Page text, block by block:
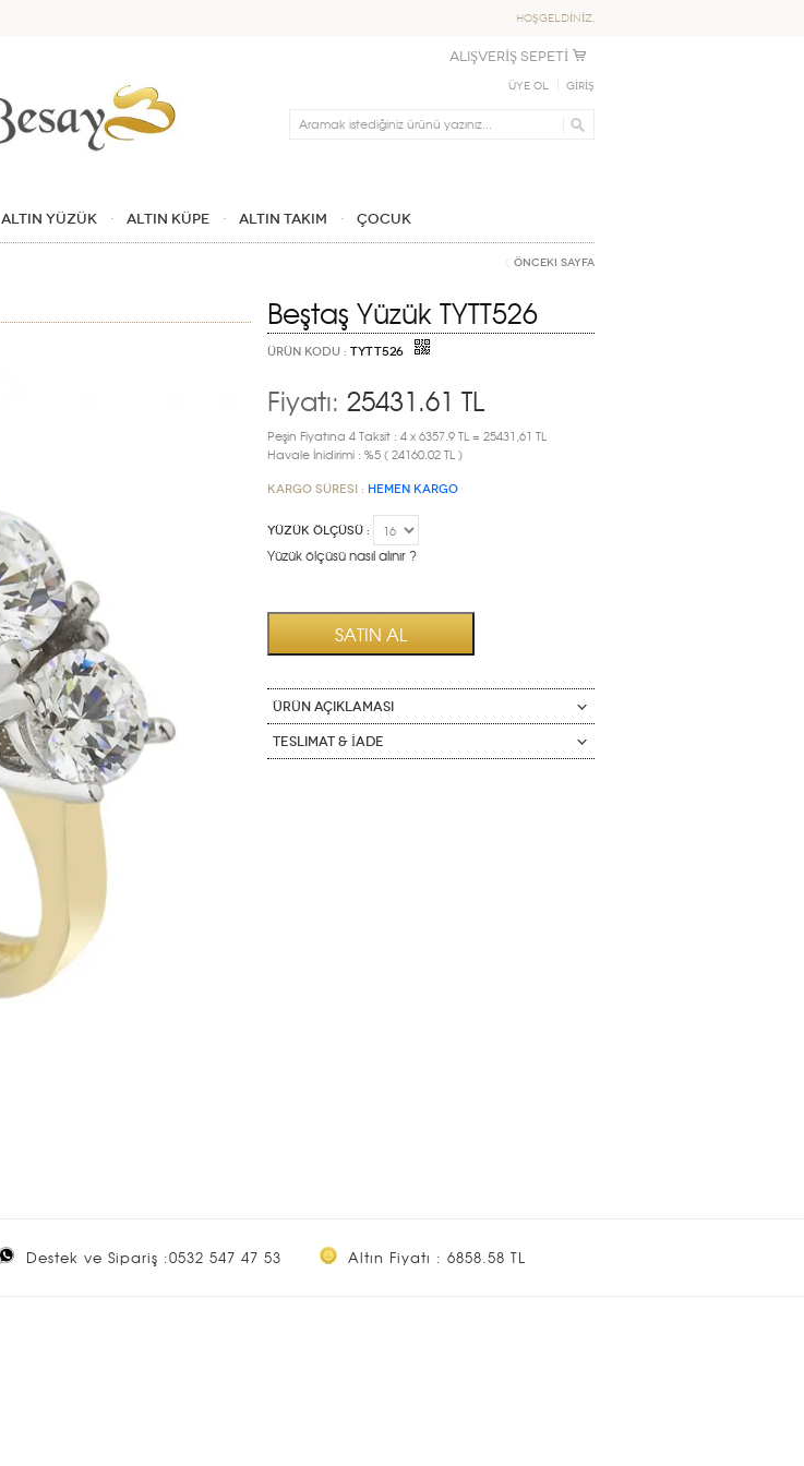
HOŞGELDİNİZ,
ALIŞVERİŞ SEPETİ
Üye Ol GİRİŞ
Ara
ALTIN YÜZÜK ALTIN KÜPE ALTIN TAKIM ÇOCUK
Önceki Sayfa
Beştaş Yüzük TYTT526
ÜRÜN KODU : TYTT526
Fiyatı: 25431.61 TL
Peşin Fiyatına 4 Taksit : 4 x 6357.9 TL = 25431,61 TL
Havale İnidirimi : %5 ( 24160.02 TL )
Kargo Süresi : HEMEN KARGO
YÜZÜK ÖLÇÜSÜ :
Yüzük ölçüsü nasıl alınır ?
ÜRÜN AÇIKLAMASI
Teslimat & İade
Destek ve Sipariş :0532 547 47 53 Altın Fiyatı : 6858.58 TL